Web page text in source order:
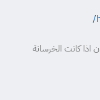
كانت الخرسانة